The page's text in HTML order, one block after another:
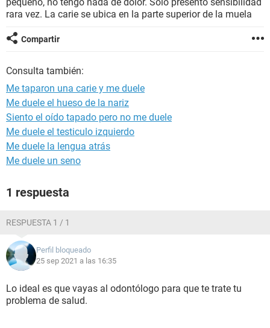
rara vez. La carie se ubica en la parte superior de la muela
Compartir
Consulta también:
Me taparon una carie y me duele
Me duele el hueso de la nariz
Siento el oído tapado pero no me duele
Me duele el testiculo izquierdo
Me duele la lengua atrás
Me duele un seno
1 respuesta
RESPUESTA 1 / 1
Perfil bloqueado
25 sep 2021 a las 16:35
Lo ideal es que vayas al odontólogo para que te trate tu
problema de salud.